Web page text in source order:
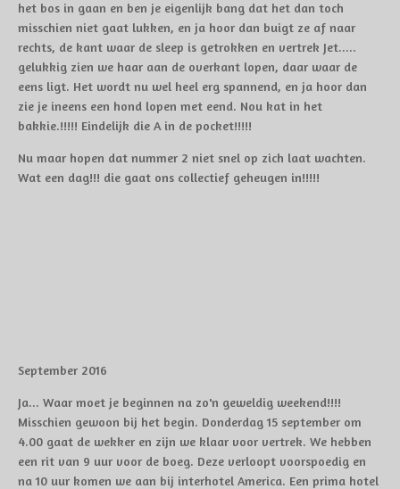
het bos in gaan en ben je eigenlijk bang dat het dan toch
misschien niet gaat lukken, en ja hoor dan buigt ze af naar
rechts, de kant waar de sleep is getrokken en vertrek Jet.....
gelukkig zien we haar aan de overkant lopen, daar waar de
eens ligt. Het wordt nu wel heel erg spannend, en ja hoor dan
zie je ineens een hond lopen met eend. Nou kat in het
bakkie.!!!!! Eindelijk die A in de pocket!!!!!
Nu maar hopen dat nummer 2 niet snel op zich laat wachten.
Wat een dag!!! die gaat ons collectief geheugen in!!!!!
September 2016
Ja... Waar moet je beginnen na zo'n geweldig weekend!!!!
Misschien gewoon bij het begin. Donderdag 15 september om
4.00 gaat de wekker en zijn we klaar voor vertrek. We hebben
een rit van 9 uur voor de boeg. Deze verloopt voorspoedig en
na 10 uur komen we aan bij interhotel America. Een prima hotel